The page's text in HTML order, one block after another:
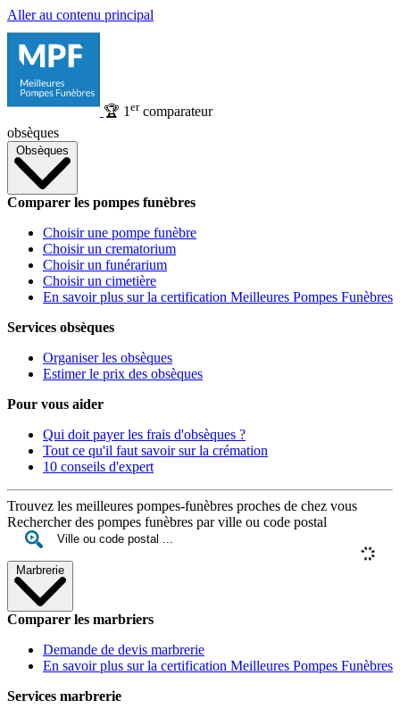
Aller au contenu principal
🏆 1 ercomparateur
obsèques
Obsèques
Comparer les pompes funèbres
Choisir une pompe funèbre
Choisir un crematorium
Choisir un funérarium
Choisir un cimetière
En savoir plus sur la certification Meilleures Pompes Funèbres
Services obsèques
Organiser les obsèques
Estimer le prix des obsèques
Pour vous aider
Qui doit payer les frais d'obsèques ?
Tout ce qu'il faut savoir sur la crémation
10 conseils d'expert
Trouvez les meilleures pompes-funèbres proches de chez vous
Rechercher des pompes funèbres par ville ou code postal
Marbrerie
Comparer les marbriers
Demande de devis marbrerie
En savoir plus sur la certification Meilleures Pompes Funèbres
Services marbrerie